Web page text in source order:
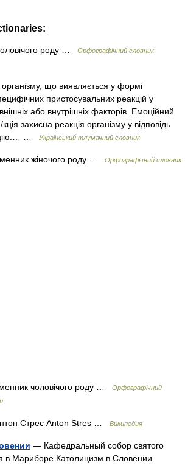
роду …
Орфографічний словник
що виявляється у формі
пристосувальних реакцій у
або внутрішніх факторів. Емоційний
захисна реакція організму у відповідь
…
Український тлумачний словник
жіночого роду …
Орфографічний словник
чоловічого роду …
Орфографічний
Стрес Anton Stres … Википедия
— Кафедральный собор святого
в Мариборе Католицизм в Словении.